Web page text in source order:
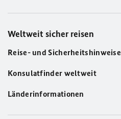
Weltweit sicher reisen
Reise- und Sicherheitshinweise
Konsulatfinder weltweit
Länderinformationen